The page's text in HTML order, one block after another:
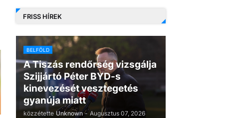
FRISS HÍREK
BELFÖLD
A Tiszás rendőrség vizsgálja
Szijjártó Péter BYD-s
kinevezését vesztegetés
gyanúja miatt
közzétette Unknown - Augusztus 07, 2026